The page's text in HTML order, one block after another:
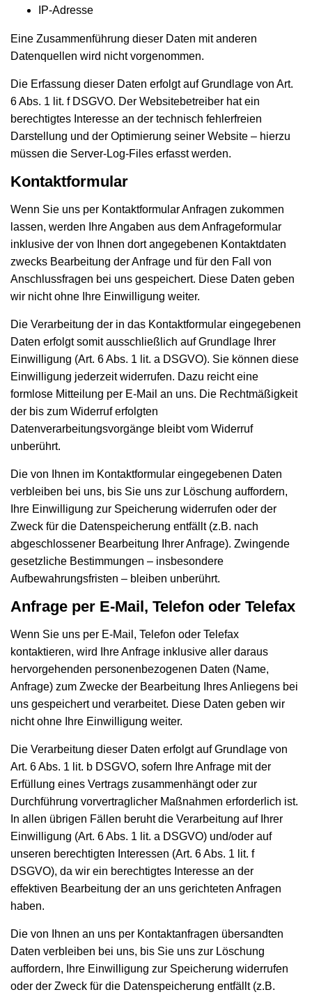
IP-Adresse
Eine Zusammenführung dieser Daten mit anderen
Datenquellen wird nicht vorgenommen.
Die Erfassung dieser Daten erfolgt auf Grundlage von Art.
6 Abs. 1 lit. f DSGVO. Der Websitebetreiber hat ein
berechtigtes Interesse an der technisch fehlerfreien
Darstellung und der Optimierung seiner Website – hierzu
müssen die Server-Log-Files erfasst werden.
Kontaktformular
Wenn Sie uns per Kontaktformular Anfragen zukommen
lassen, werden Ihre Angaben aus dem Anfrageformular
inklusive der von Ihnen dort angegebenen Kontaktdaten
zwecks Bearbeitung der Anfrage und für den Fall von
Anschlussfragen bei uns gespeichert. Diese Daten geben
wir nicht ohne Ihre Einwilligung weiter.
Die Verarbeitung der in das Kontaktformular eingegebenen
Daten erfolgt somit ausschließlich auf Grundlage Ihrer
Einwilligung (Art. 6 Abs. 1 lit. a DSGVO). Sie können diese
Einwilligung jederzeit widerrufen. Dazu reicht eine
formlose Mitteilung per E-Mail an uns. Die Rechtmäßigkeit
der bis zum Widerruf erfolgten
Datenverarbeitungsvorgänge bleibt vom Widerruf
unberührt.
Die von Ihnen im Kontaktformular eingegebenen Daten
verbleiben bei uns, bis Sie uns zur Löschung auffordern,
Ihre Einwilligung zur Speicherung widerrufen oder der
Zweck für die Datenspeicherung entfällt (z.B. nach
abgeschlossener Bearbeitung Ihrer Anfrage). Zwingende
gesetzliche Bestimmungen – insbesondere
Aufbewahrungsfristen – bleiben unberührt.
Anfrage per E-Mail, Telefon oder Telefax
Wenn Sie uns per E-Mail, Telefon oder Telefax
kontaktieren, wird Ihre Anfrage inklusive aller daraus
hervorgehenden personenbezogenen Daten (Name,
Anfrage) zum Zwecke der Bearbeitung Ihres Anliegens bei
uns gespeichert und verarbeitet. Diese Daten geben wir
nicht ohne Ihre Einwilligung weiter.
Die Verarbeitung dieser Daten erfolgt auf Grundlage von
Art. 6 Abs. 1 lit. b DSGVO, sofern Ihre Anfrage mit der
Erfüllung eines Vertrags zusammenhängt oder zur
Durchführung vorvertraglicher Maßnahmen erforderlich ist.
In allen übrigen Fällen beruht die Verarbeitung auf Ihrer
Einwilligung (Art. 6 Abs. 1 lit. a DSGVO) und/oder auf
unseren berechtigten Interessen (Art. 6 Abs. 1 lit. f
DSGVO), da wir ein berechtigtes Interesse an der
effektiven Bearbeitung der an uns gerichteten Anfragen
haben.
Die von Ihnen an uns per Kontaktanfragen übersandten
Daten verbleiben bei uns, bis Sie uns zur Löschung
auffordern, Ihre Einwilligung zur Speicherung widerrufen
oder der Zweck für die Datenspeicherung entfällt (z.B.